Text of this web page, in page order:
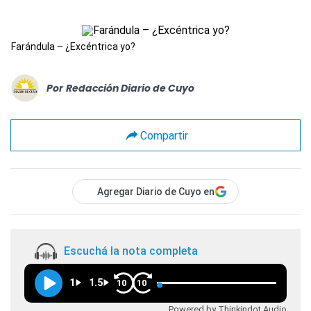
Farándula – ¿Excéntrica yo?
Por Redacción Diario de Cuyo
Compartir
Agregar Diario de Cuyo en
Escuchá la nota completa
1 1.5 10 10